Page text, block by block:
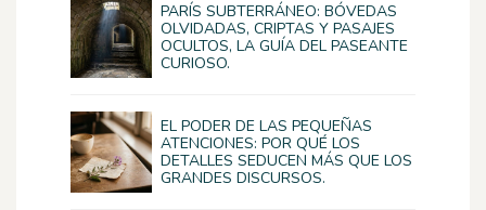
PARÍS SUBTERRÁNEO: BÓVEDAS
OLVIDADAS, CRIPTAS Y PASAJES
OCULTOS, LA GUÍA DEL PASEANTE
CURIOSO.
EL PODER DE LAS PEQUEÑAS
ATENCIONES: POR QUÉ LOS
DETALLES SEDUCEN MÁS QUE LOS
GRANDES DISCURSOS.